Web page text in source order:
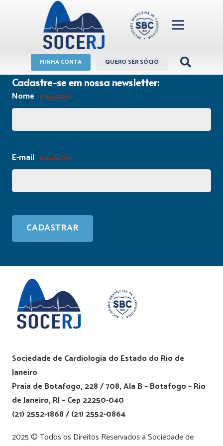
MINHA CONTA QUERO SER SÓCIO
Cadastre-se em nossa newsletter:
Nome (obrigatório)
E-mail (obrigatório)
Sociedade de Cardiologia do Estado do Rio de
Janeiro
Praia de Botafogo, 228 / 708, Ala B – Botafogo – Rio
de Janeiro, RJ – Cep 22250-040
(21) 2552-1868 / (21) 2552-0864
2025 © Todos os Direitos Reservados a Sociedade de